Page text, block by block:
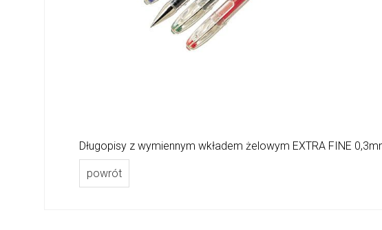
Długopisy z wymiennym wkładem żelowym EXTRA FINE
powrót